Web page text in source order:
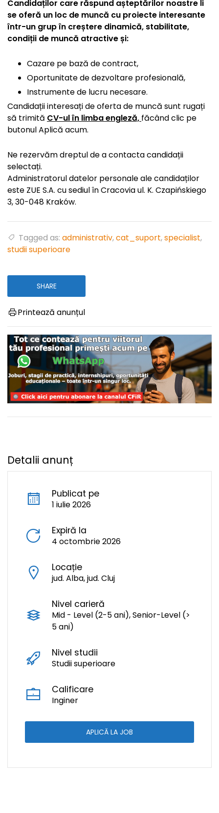
Candidaților care răspund așteptărilor noastre li
se oferă un loc de muncă cu proiecte interesante
într-un grup în creștere dinamică, stabilitate,
condiții de muncă atractive și:
Cazare pe bază de contract,
Oportunitate de dezvoltare profesională,
Instrumente de lucru necesare.
Candidații interesați de oferta de muncă sunt rugați
să trimită CV-ul în limba engleză, făcând clic pe
butonul Aplică acum.
Ne rezervăm dreptul de a contacta candidații
selectați.
Administratorul datelor personale ale candidaților
este ZUE S.A. cu sediul în Cracovia ul. K. Czapińskiego
3, 30-048 Kraków.
Tagged as: administrativ,cat_suport,specialist,
studii superioare
SHARE
Printează anunțul
Detalii anunț
Publicat pe
1 iulie 2026
Expiră la
4 octombrie 2026
Locație
jud. Alba, jud. Cluj
Nivel carieră
Mid - Level (2-5 ani), Senior-Level (>
5 ani)
Nivel studii
Studii superioare
Calificare
Inginer
APLICĂ LA JOB